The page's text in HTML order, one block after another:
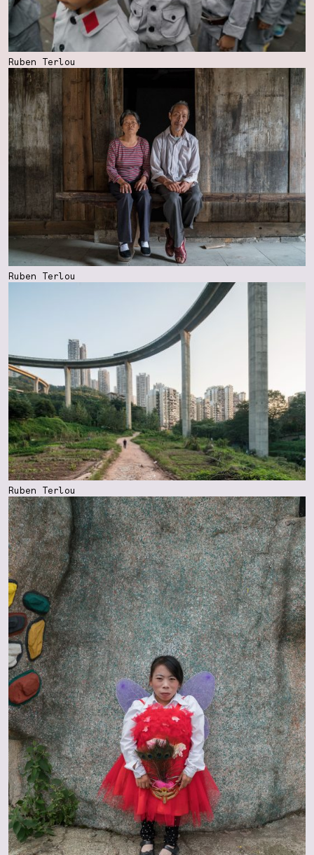
Ruben Terlou
Ruben Terlou
Ruben Terlou